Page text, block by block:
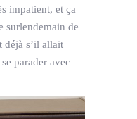
impatient, et ça
surlendemain de
déjà s’il allait
parader avec